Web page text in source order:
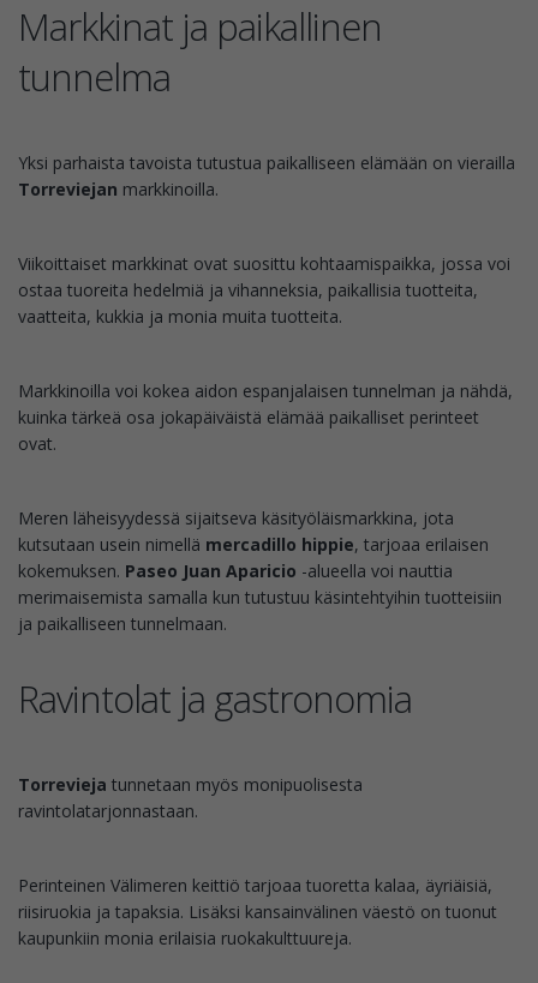
Markkinat ja paikallinen
tunnelma
Yksi parhaista tavoista tutustua paikalliseen elämään on vierailla
Torreviejan markkinoilla.
Viikoittaiset markkinat ovat suosittu kohtaamispaikka, jossa voi
ostaa tuoreita hedelmiä ja vihanneksia, paikallisia tuotteita,
vaatteita, kukkia ja monia muita tuotteita.
Markkinoilla voi kokea aidon espanjalaisen tunnelman ja nähdä,
kuinka tärkeä osa jokapäiväistä elämää paikalliset perinteet
ovat.
Meren läheisyydessä sijaitseva käsityöläismarkkina, jota
kutsutaan usein nimellä mercadillo hippie, tarjoaa erilaisen
kokemuksen. Paseo Juan Aparicio -alueella voi nauttia
merimaisemista samalla kun tutustuu käsintehtyihin tuotteisiin
ja paikalliseen tunnelmaan.
Ravintolat ja gastronomia
Torrevieja tunnetaan myös monipuolisesta
ravintolatarjonnastaan.
Perinteinen Välimeren keittiö tarjoaa tuoretta kalaa, äyriäisiä,
riisiruokia ja tapaksia. Lisäksi kansainvälinen väestö on tuonut
kaupunkiin monia erilaisia ruokakulttuureja.